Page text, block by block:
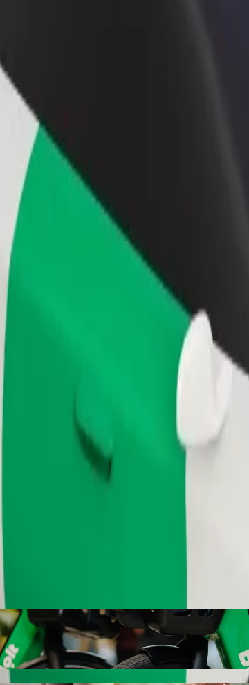
restaurant eller butik
flere kunder og øg din
til IMT Campus 3
Enugu til IMT Campus 3? Udforsk vores tjenester og